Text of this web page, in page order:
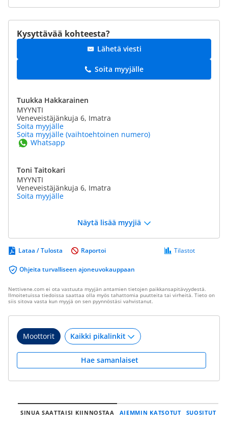
Kysyttävää kohteesta?
Lähetä viesti
Soita myyjälle
Tuukka Hakkarainen
MYYNTI
Veneveistäjänkuja 6, Imatra
Soita myyjälle
Soita myyjälle (vaihtoehtoinen numero)
Whatsapp
Toni Taitokari
MYYNTI
Veneveistäjänkuja 6, Imatra
Soita myyjälle
Näytä lisää myyjiä
Lataa / Tulosta
Ohjeita turvalliseen ajoneuvokauppaan
Tilastot
Raportoi
Nettivene.com ei ota vastuuta myyjän antamien tietojen paikkansapitävyydestä.
Ilmoitetuissa tiedoissa saattaa olla myös tahattomia puutteita tai virheitä. Tieto on
siis sitova vasta kun myyjä on sen pyynnöstäsi vahvistanut.
Moottorit
Hae samanlaiset
SINUA SAATTAISI KIINNOSTAA AIEMMIN KATSOTUT SUOSITUT